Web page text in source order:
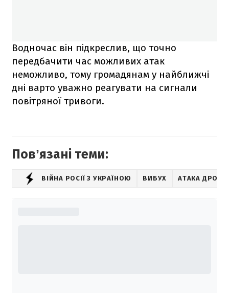
Водночас він підкреслив, що точно
передбачити час можливих атак
неможливо, тому громадянам у найближчі
дні варто уважно реагувати на сигнали
повітряної тривоги.
Повʼязані теми:
ВІЙНА РОСІЇ З УКРАЇНОЮ ВИБУХ АТАКА